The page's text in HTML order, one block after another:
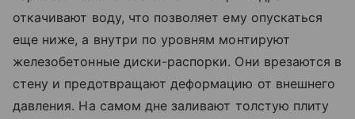
откачивают воду, что позволяет ему опускаться
еще ниже, а внутри по уровням монтируют
железобетонные диски-распорки. Они врезаются в
стену и предотвращают деформацию от внешнего
давления. На самом дне заливают толстую плиту